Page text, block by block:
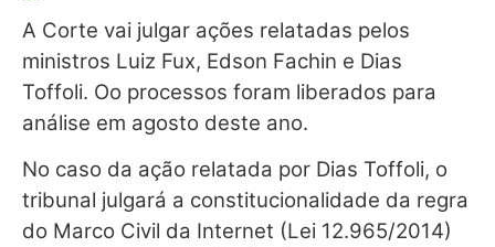
A Corte vai julgar ações relatadas pelos
ministros Luiz Fux, Edson Fachin e Dias
Toffoli. Oo processos foram liberados para
análise em agosto deste ano.
No caso da ação relatada por Dias Toffoli, o
tribunal julgará a constitucionalidade da regra
do Marco Civil da Internet (Lei 12.965/2014)